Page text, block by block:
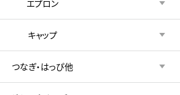
エプロン
キャップ
つなぎ・はっぴ他